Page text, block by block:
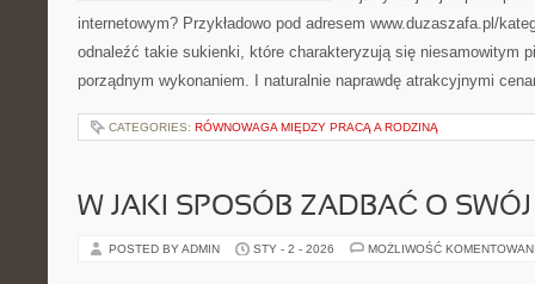
internetowym? Przykładowo pod adresem www.duzaszafa.pl/
odnaleźć takie sukienki, które charakteryzują się niesamowitym
porządnym wykonaniem. I naturalnie naprawdę atrakcyjnymi
CATEGORIES: RÓWNOWAGA MIĘDZY PRACĄ A RODZINĄ
W JAKI SPOSÓB ZADBAĆ O
POSTED BY ADMIN STY - 2 - 2026 MOŻLIWOŚĆ